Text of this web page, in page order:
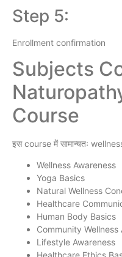
Step 5:
Enrollment confirmation
Subjects
Course
इस course में सामान्यतः
Wellness Awareness
Yoga Basics
Natural Wellness
Healthcare
Human Body Basics
Community Wellness
Lifestyle Awareness